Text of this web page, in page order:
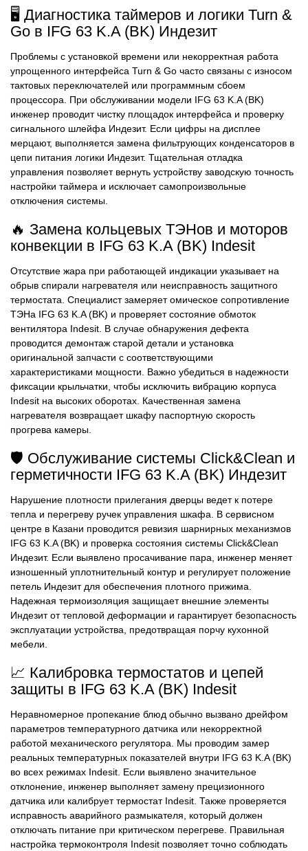
🖥️ Диагностика таймеров и логики Turn &
Go в IFG 63 K.A (BK) Индезит
Проблемы с установкой времени или некорректная работа
упрощенного интерфейса Turn & Go часто связаны с износом
тактовых переключателей или программным сбоем
процессора. При обслуживании модели IFG 63 K.A (BK)
инженер проводит чистку площадок интерфейса и проверку
сигнального шлейфа Индезит. Если цифры на дисплее
мерцают, выполняется замена фильтрующих конденсаторов в
цепи питания логики Индезит. Тщательная отладка
управления позволяет вернуть устройству заводскую точность
настройки таймера и исключает самопроизвольные
отключения системы.
🔥 Замена кольцевых ТЭНов и моторов
конвекции в IFG 63 K.A (BK) Indesit
Отсутствие жара при работающей индикации указывает на
обрыв спирали нагревателя или неисправность защитного
термостата. Специалист замеряет омическое сопротивление
ТЭНа IFG 63 K.A (BK) и проверяет состояние обмоток
вентилятора Indesit. В случае обнаружения дефекта
проводится демонтаж старой детали и установка
оригинальной запчасти с соответствующими
характеристиками мощности. Важно убедиться в надежности
фиксации крыльчатки, чтобы исключить вибрацию корпуса
Indesit на высоких оборотах. Качественная замена
нагревателя возвращает шкафу паспортную скорость
прогрева камеры.
🛡️ Обслуживание системы Click&Clean и
герметичности IFG 63 K.A (BK) Индезит
Нарушение плотности прилегания дверцы ведет к потере
тепла и перегреву ручек управления шкафа. В сервисном
центре в Казани проводится ревизия шарнирных механизмов
IFG 63 K.A (BK) и проверка состояния системы Click&Clean
Индезит. Если выявлено просачивание пара, инженер меняет
изношенный уплотнительный контур и регулирует положение
петель Индезит для обеспечения плотного прижима.
Надежная термоизоляция защищает внешние элементы
Индезит от тепловой деформации и гарантирует безопасность
эксплуатации устройства, предотвращая порчу кухонной
мебели.
📈 Калибровка термостатов и цепей
защиты в IFG 63 K.A (BK) Indesit
Неравномерное пропекание блюд обычно вызвано дрейфом
параметров температурного датчика или некорректной
работой механического регулятора. Мы проводим замер
реальных температурных показателей внутри IFG 63 K.A (BK)
во всех режимах Indesit. Если выявлено значительное
отклонение, инженер выполняет замену прецизионного
датчика или калибрует термостат Indesit. Также проверяется
исправность аварийного размыкателя, который должен
отключать питание при критическом перегреве. Правильная
настройка термоконтроля Indesit позволяет точно соблюдать